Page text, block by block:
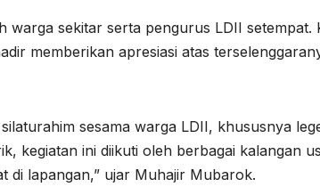
warga sekitar serta pengurus LDII setempat.
memberikan apresiasi atas
sesama warga LDII, khususnya
kegiatan ini diikuti oleh berbagai kalangan
di lapangan,” ujar Muhajir Mubarok.